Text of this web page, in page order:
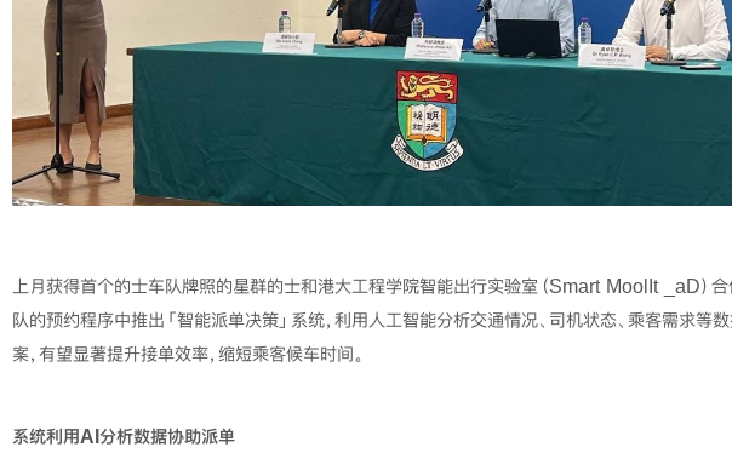
上月获得首个的士车队牌照的星群的士和港大工程学院智能出行实验室（Smart MoolIt _aD）合
队的预约程序中推出「智能派单决策」系统，利用人工智能分析交通情况、司机状态、乘客需求等
案，有望显著提升接单效率，缩短乘客候车时间。
系统利用AI 分析数据协助派单